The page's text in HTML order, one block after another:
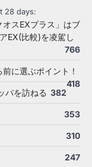
28 days:
オスEXプラス」はブ
EX(比較)を凌駕し
766
に選ぶポイント！
418
パを訪ねる 382
353
310
247